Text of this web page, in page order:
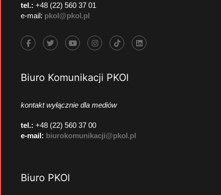
tel.: +48 (22) 560 37 01
e-mail: pkol@pkol.pl
Biuro Komunikacji PKOl
kontakt wyłącznie dla mediów
tel.: +48 (22) 560 37 00
e-mail: biurokomunikacji@pkol.pl
Biuro PKOl